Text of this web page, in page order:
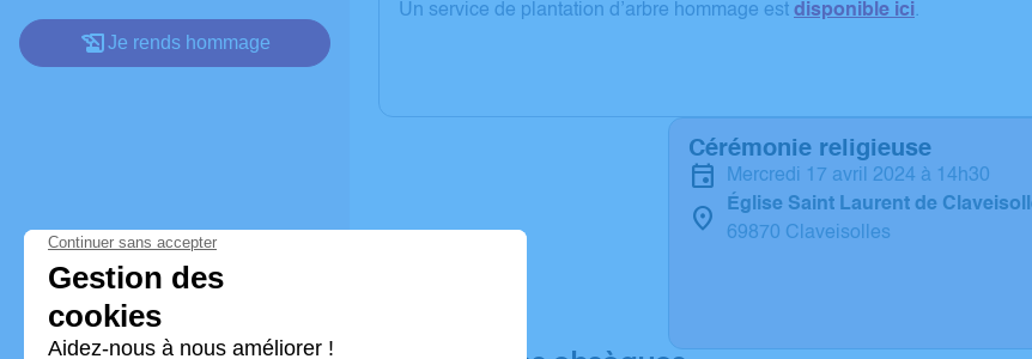
Je rends hommage
Un service de plantation d’arbre hommage est disponible ici.
Cérémonie religieuse
mercredi 17 avril 2024 à 14h30
Église Saint Laurent de
69870 Claveisolles